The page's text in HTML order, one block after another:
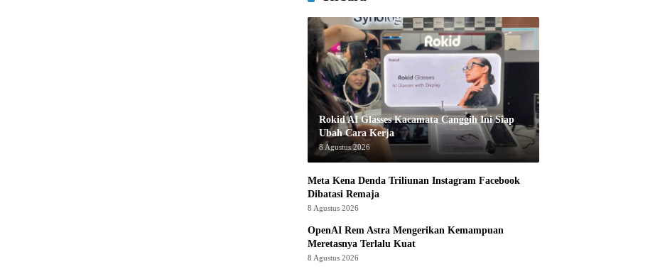
Rokid AI Glasses Kacamata Canggih Ini Siap
Ubah Cara Kerja
8 Agustus 2026
Meta Kena Denda Triliunan Instagram Facebook
Dibatasi Remaja
8 Agustus 2026
OpenAI Rem Astra Mengerikan Kemampuan
Meretasnya Terlalu Kuat
8 Agustus 2026